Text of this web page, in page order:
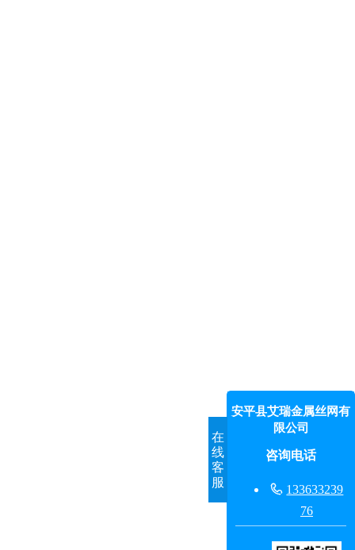
在
线
客
服
安平县艾瑞金属丝网有
限公司
咨询电话
 133633239
76